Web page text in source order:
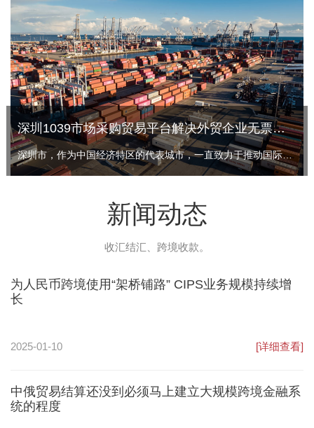
深圳1039市场采购贸易平台解决外贸企业无票免税出口，合法合规收汇
深圳市，作为中国经济特区的代表城市，一直致力于推动国际贸易的发展。1039市场采购贸易平台，作为深圳市政府重点扶持的项目之一，不仅提供了一站式的交易、物流、结算等服务，而且在解决外贸企业无票免税出口和合法合规收汇方面发挥了重要作用。
新闻动态
收汇结汇、跨境收款。
为人民币跨境使用“架桥铺路” CIPS业务规模持续增
长
2025-01-10 [详细查看]
中俄贸易结算还没到必须马上建立大规模跨境金融系
统的程度